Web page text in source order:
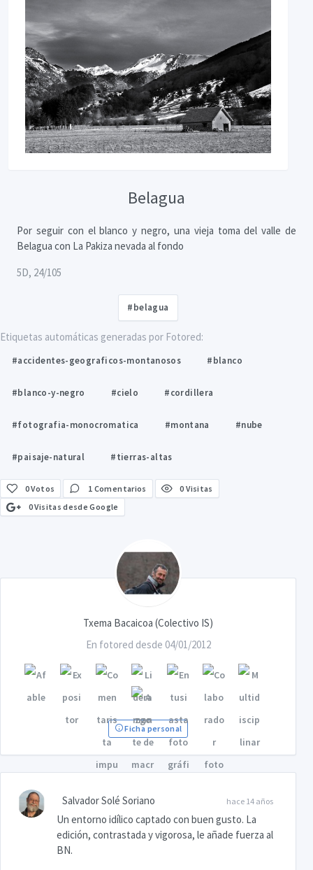
Belagua
Por seguir con el blanco y negro, una vieja toma del valle de
Belagua con La Pakiza nevada al fondo
5D, 24/105
#belagua
Etiquetas automáticas generadas por Fotored:
#accidentes-geograficos-montanosos #blanco
#blanco-y-negro #cielo #cordillera
#fotografia-monocromatica #montana #nube
#paisaje-natural #tierras-altas
0Votos 1 Comentarios
0 Visitas
0 Visitas desde Google
Txema Bacaicoa (Colectivo IS)
En fotored desde 04/01/2012
Ficha personal
hace 14 años
Salvador Solé Soriano
Un entorno idílico captado con buen gusto. La
edición, contrastada y vigorosa, le añade fuerza al
BN.